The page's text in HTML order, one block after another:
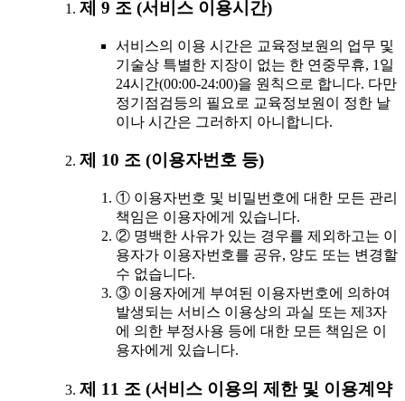
제 9 조 (서비스 이용시간)
서비스의 이용 시간은 교육정보원의 업무 및
기술상 특별한 지장이 없는 한 연중무휴, 1일
24시간(00:00-24:00)을 원칙으로 합니다. 다만
정기점검등의 필요로 교육정보원이 정한 날
이나 시간은 그러하지 아니합니다.
제 10 조 (이용자번호 등)
① 이용자번호 및 비밀번호에 대한 모든 관리
책임은 이용자에게 있습니다.
② 명백한 사유가 있는 경우를 제외하고는 이
용자가 이용자번호를 공유, 양도 또는 변경할
수 없습니다.
③ 이용자에게 부여된 이용자번호에 의하여
발생되는 서비스 이용상의 과실 또는 제3자
에 의한 부정사용 등에 대한 모든 책임은 이
용자에게 있습니다.
제 11 조 (서비스 이용의 제한 및 이용계약